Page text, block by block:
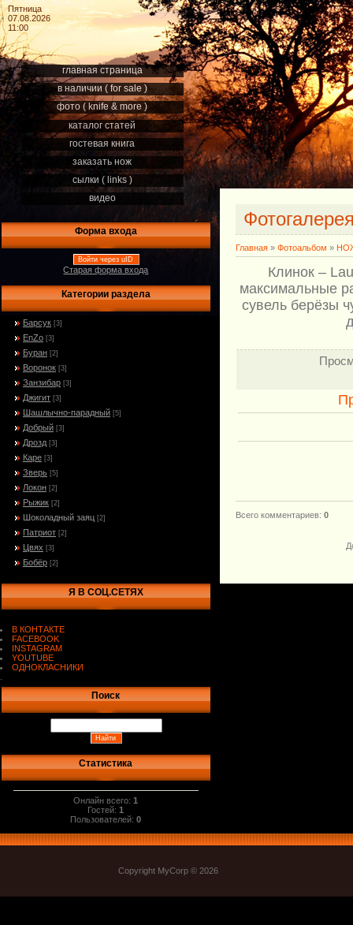
Пятница
07.08.2026
11:00
главная страница
в наличии ( for sale )
фото ( knife & more )
каталог статей
гостевая книга
заказать нож
сылки ( links )
видео
Форма входа
Войти через uID
Старая форма входа
Категории раздела
Барсук [3]
EnZo [3]
Буран [2]
Воронок [3]
Занзибар [3]
Джигит [3]
Шашлычно-парадный [5]
Добрый [3]
Дрозд [3]
Каре [3]
Зверь [5]
Локон [2]
Рыжик [2]
Шоколадный заяц [2]
Патриот [2]
Цвях [3]
Бобёр [2]
Я В СОЦ.СЕТЯХ
В КОНТАКТЕ
FACEBOOK
INSTAGRAM
YOUTUBE
ОДНОКЛАСНИКИ
Поиск
Статистика
Онлайн всего:1
Гостей:1
Пользователей:0
Главная » Фотоальбом »
Клинок –
максимальные
сувель берёзы
Всего комментариев: 0
Copyright MyCorp © 2026